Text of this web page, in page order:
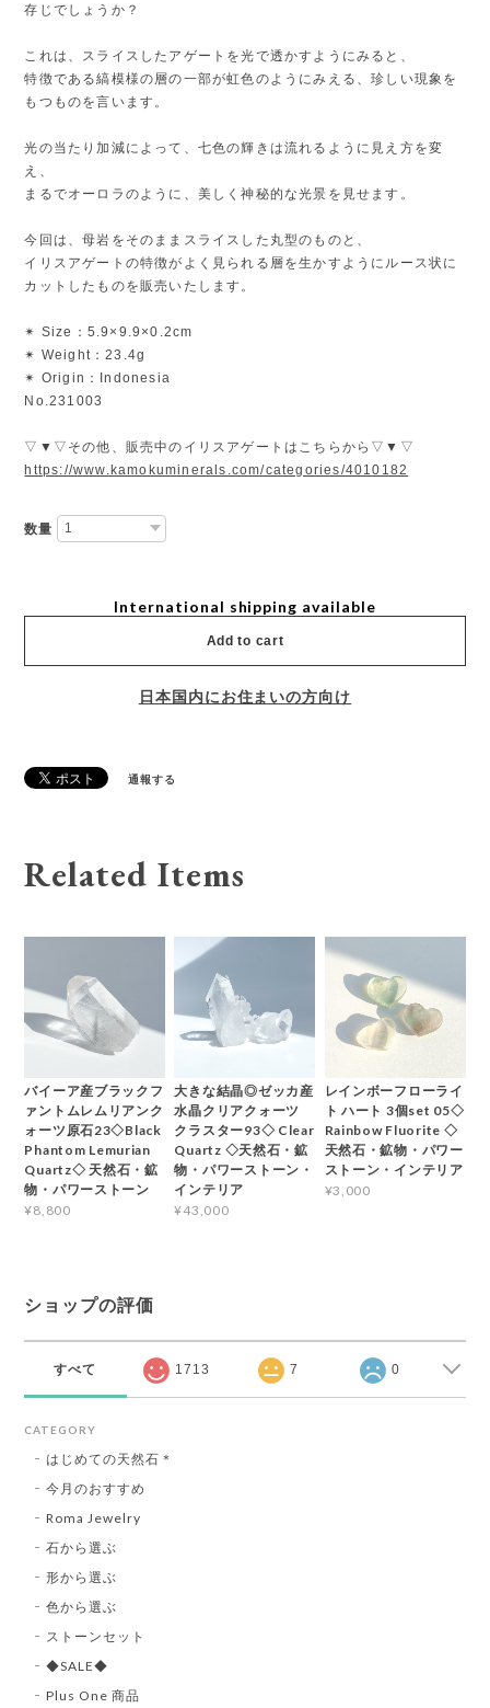
存じでしょうか？
これは、スライスしたアゲートを光で透かすようにみると、
特徴である縞模様の層の一部が虹色のようにみえる、珍しい現象を
もつものを言います。
光の当たり加減によって、七色の輝きは流れるように見え方を変
え、
まるでオーロラのように、美しく神秘的な光景を見せます。
今回は、母岩をそのままスライスした丸型のものと、
イリスアゲートの特徴がよく見られる層を生かすようにルース状に
カットしたものを販売いたします。
✴︎ Size：5.9×9.9×0.2cm
✴︎ Weight：23.4g
✴︎ Origin：Indonesia
No.231003
▽▼▽その他、販売中のイリスアゲートはこちらから▽▼▽
https://www.kamokuminerals.com/categories/4010182
数量
International shipping available
Add to cart
日本国内にお住まいの方向け
通報する
Related Items
バイーア産ブラックフ
ァントムレムリアンク
ォーツ原石23◇Black
Phantom Lemurian
Quartz◇ 天然石・鉱
物・パワーストーン
¥8,800
大きな結晶◎ゼッカ産
水晶クリアクォーツ
クラスター93◇ Clear
Quartz ◇天然石・鉱
物・パワーストーン・
インテリア
¥43,000
レインボーフローライ
ト ハート 3個set 05◇
Rainbow Fluorite ◇
天然石・鉱物・パワー
ストーン・インテリア
¥3,000
ショップの評価
すべて 1713 7 0
CATEGORY
はじめての天然石＊
今月のおすすめ
Roma Jewelry
石から選ぶ
形から選ぶ
色から選ぶ
ストーンセット
◆SALE◆
Plus One 商品